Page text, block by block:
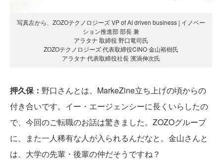
写真左から、ZOZOテクノロジーズ VP of AI driven business | イノベー
ション推進部 部長 兼
アラタナ 取締役 野口竜司氏
ZOZOテクノロジーズ 代表取締役CINO 金山裕樹氏
アラタナ 代表取締役社長 濱渦伸次氏
押久保： 野口さんとは、MarkeZine立ち上げの頃からの
付き合いです。イー・エージェンシーに長くいらしたの
で、今回のご転職のお話は驚きました。ZOZOグループ
に、また一人稀有な人が入られるんだなと。金山さんと
は、大学の先輩・後輩の仲だそうですね？